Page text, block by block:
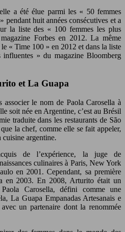
a été élue parmi les « 50 femmes
pendant huit années consécutives et a
la liste des « 100 femmes les plus
Forbes en 2012. La même
« Time 100 » en 2012 et dans la liste
» du magazine Bloomberg
et La Guapa
le nom de Paola Carosella à
soit née en Argentine, c’est au Brésil
traduite dans les restaurants de São
la chef, comme elle se fait appeler,
cuisine argentine.
de l’expérience, la juge de
culinaires à Paris, New York
en 2001. Cependant, sa première
en 2003. En 2008, Arturito était un
Carosella, défini comme une
La Guapa Empanadas Artesanais e
un partenaire dont la renommée